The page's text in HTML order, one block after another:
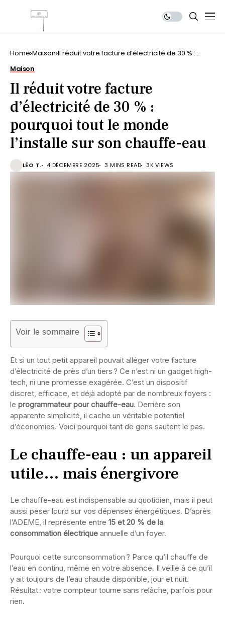
Home Maison Il réduit votre facture d’électricité de 30 % :
Maison
Il réduit votre facture
d’électricité de 30 % :
pourquoi tout le monde
l’installe sur son chauffe-eau
LÉO T. 4 DÉCEMBRE 2025 3 MINS READ 3K VIEWS
Voir le sommaire
Et si un tout petit appareil pouvait alléger votre facture
d’électricité de près d’un tiers ? Ce n’est ni un gadget high-
tech, ni une promesse exagérée. C’est un dispositif
discret, efficace, et déjà adopté par de nombreux foyers :
le programmateur pour chauffe-eau. Derrière son
apparente simplicité, il cache un véritable potentiel
d’économies. Voici pourquoi tant de gens sautent le pas.
Le chauffe-eau : un appareil
utile… mais énergivore
Le chauffe-eau est indispensable au quotidien, mais il peut
aussi peser lourd sur vos dépenses énergétiques. D’après
l’ADEME, il représente entre 15 et 20 % de la
consommation électrique annuelle d’un foyer.
Pourquoi cette surconsommation ? Parce qu’il chauffe de
l’eau en continu, même en votre absence. Il veille à ce qu’il
y ait toujours de l’eau chaude disponible, jour et nuit.
Résultat : votre compteur tourne sans relâche, parfois pour
rien.